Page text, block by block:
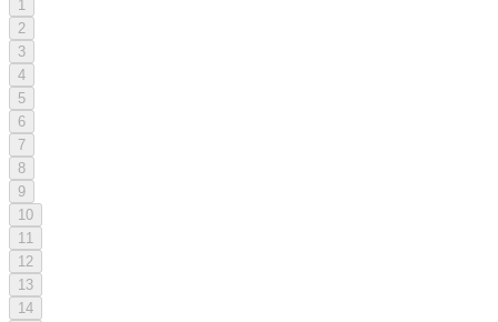
1
2
3
4
5
6
7
8
9
10
11
12
13
14